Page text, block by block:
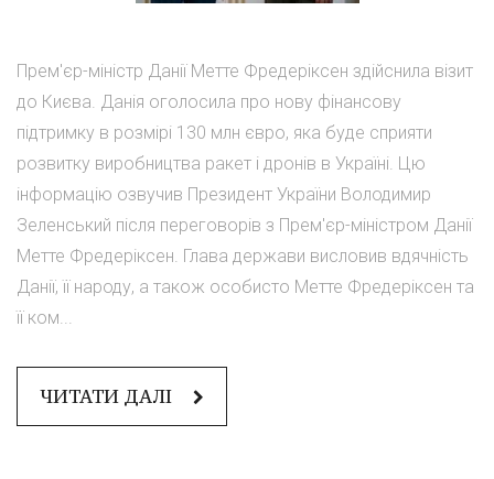
Прем'єр-міністр Данії Метте Фредеріксен здійснила візит
до Києва. Данія оголосила про нову фінансову
підтримку в розмірі 130 млн євро, яка буде сприяти
розвитку виробництва ракет і дронів в Україні. Цю
інформацію озвучив Президент України Володимир
Зеленський після переговорів з Прем'єр-міністром Данії
Метте Фредеріксен. Глава держави висловив вдячність
Данії, її народу, а також особисто Метте Фредеріксен та
її ком...
ЧИТАТИ ДАЛІ